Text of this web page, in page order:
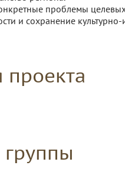
проблемы
и сохранение
проекта